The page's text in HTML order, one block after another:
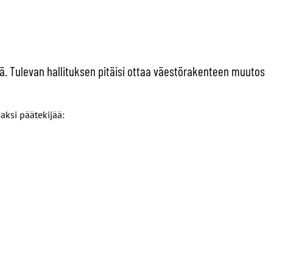
Tulevan hallituksen pitäisi ottaa väestörakenteen muutos
päätekijää: